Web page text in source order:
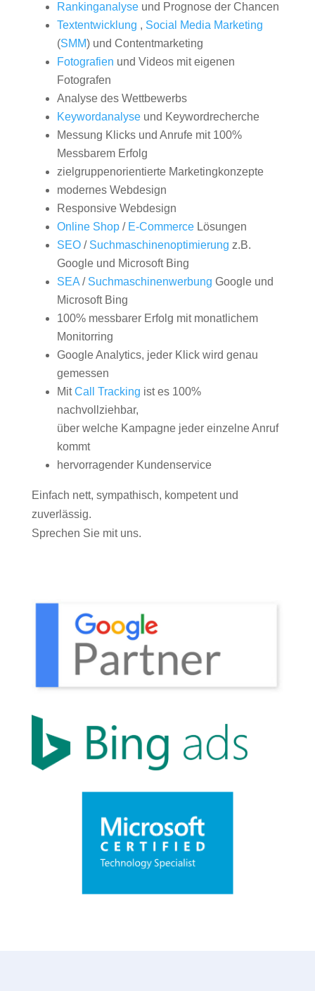
Rankinganalyseund Prognose der Chancen
Textentwicklung , Social Media Marketing
(SMM) und Contentmarketing
Fotografien und Videos mit eigenen
Fotografen
Analyse des Wettbewerbs
Keywordanalyseund Keywordrecherche
Messung Klicks und Anrufe mit 100%
Messbarem Erfolg
zielgruppenorientierte Marketingkonzepte
modernes Webdesign
Responsive Webdesign
Online Shop/ E-CommerceLösungen
SEO/ Suchmaschinenoptimierung z.B.
Google und Microsoft Bing
SEA/ Suchmaschinenwerbung Google und
Microsoft Bing
100% messbarer Erfolg mit monatlichem
Monitorring
Google Analytics, jeder Klick wird genau
gemessen
MitCall Tracking ist es 100%
nachvollziehbar,
über welche Kampagne jeder einzelne Anruf
kommt
hervorragender Kundenservice
Einfach nett, sympathisch, kompetent und
zuverlässig.
Sprechen Sie mit uns.